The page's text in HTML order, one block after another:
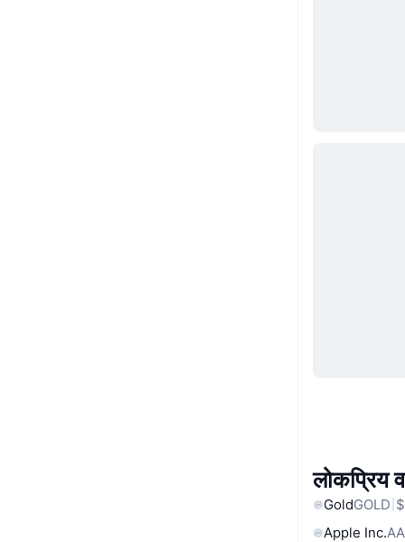
लोकप्रिय
GoldGOLD
Apple Inc.